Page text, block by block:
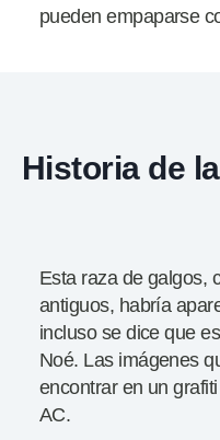
pueden empaparse
Historia de
Esta raza de galgos,
antiguos, habría
incluso se dice que
Noé. Las imágenes
encontrar en un
AC.